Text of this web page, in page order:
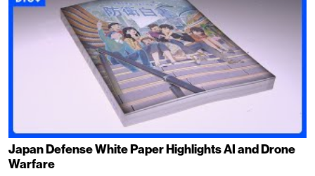
Japan Defense White Paper Highlights AI and Drone
Warfare